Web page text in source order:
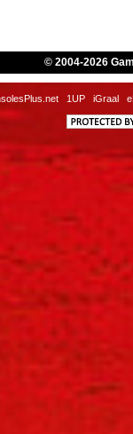
© 2004-2026
1UP iGraal